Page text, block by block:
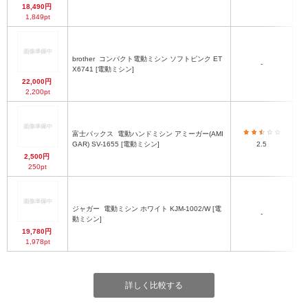
18,490円
1,849pt
22,000円
2,200pt
brother
X6741 [電動ミシン]
-
2,500円
250pt
富士パックス
GAR) SV-1655 [電動ミシン]
2.5
19,780円
1,978pt
ジャガー
動ミシン]
-
詳しく比較する